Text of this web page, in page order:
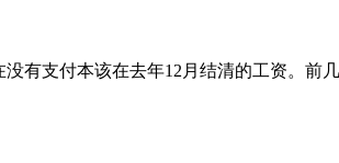
有支付本该在去年12月结清的工资。前